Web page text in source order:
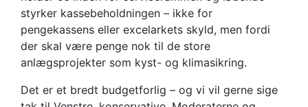
styrker kassebeholdningen – ikke for
pengekassens eller excelarkets skyld, men fordi
der skal være penge nok til de store
anlægsprojekter som kyst- og klimasikring.
Det er et bredt budgetforlig – og vi vil gerne sige